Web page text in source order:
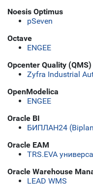
Noesis Optimus
pSeven
Octave
ENGEE
Opcenter Quality (QMS)
Zyfra Industrial
OpenModelica
ENGEE
Oracle BI
БИПЛАН24
Oracle EAM
ТRS.EVA
Oracle Warehouse
LEAD WMS